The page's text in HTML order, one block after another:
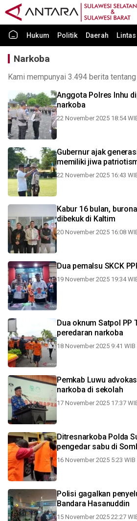
Hukum Politik Daerah
Narkoba
Kami mempunyai 3.494 berita tentang
Anggota Polres Inhu
narkoba
22 November 2025 18:54
Gubernur ajak
memiliki jiwa
22 November 2025 16:43
Kabur 16 bulan,
dibekuk di Kaltim
20 November 2025 16:08
Dua pemalsu SKCK
19 November 2025 19:34
Dua oknum Satpol PP
peredaran narkoba
18 November 2025 9:41 WIB
Pemkab Luwu
narkoba di sekolah
17 November 2025 17:37
Ditresnarkoba Polda
pengedar sabu di
16 November 2025 5:23 WIB
Polisi gagalkan
Bandara Hasanuddin
15 November 2025 22:27